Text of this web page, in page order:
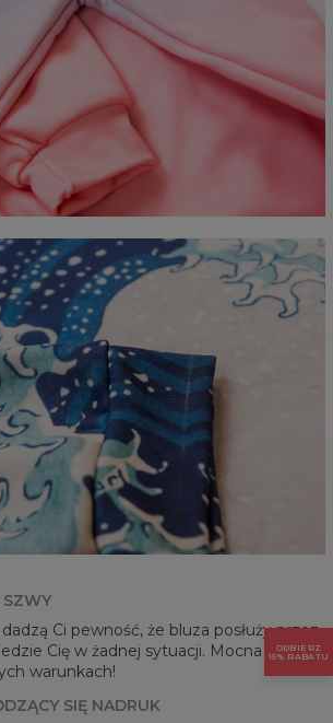
Ci pewność, że bluza posłuży przez
Cię w żadnej sytuacji. Mocna i
warunkach!
SIĘ NADRUK
ODBIERZ
15% RABATU